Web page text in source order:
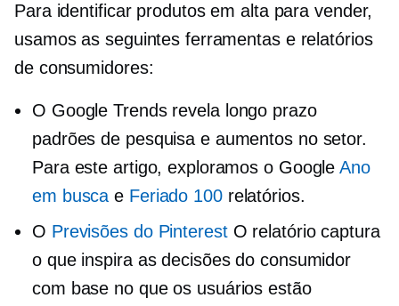
Para identificar produtos em alta para vender,
usamos as seguintes ferramentas e relatórios
de consumidores:
O Google Trends revela longo prazo
padrões de pesquisa e aumentos no setor.
Para este artigo, exploramos o GoogleAno
em busca e Feriado 100relatórios.
O Previsões do Pinterest O relatório captura
o que inspira as decisões do consumidor
com base no que os usuários estão